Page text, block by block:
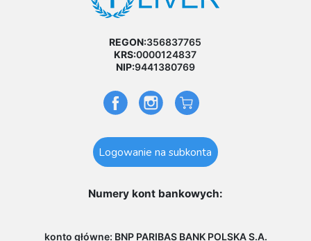
REGON:356837765
KRS:0000124837
NIP:9441380769
Logowanie na subkonta
Numery kont bankowych:
konto główne: BNP PARIBAS BANK POLSKA S.A.